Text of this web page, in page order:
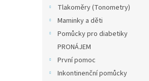
Tlakoměry (Tonometry)
Maminky a děti
Pomůcky pro diabetiky
PRONÁJEM
První pomoc
Inkontinenční pomůcky